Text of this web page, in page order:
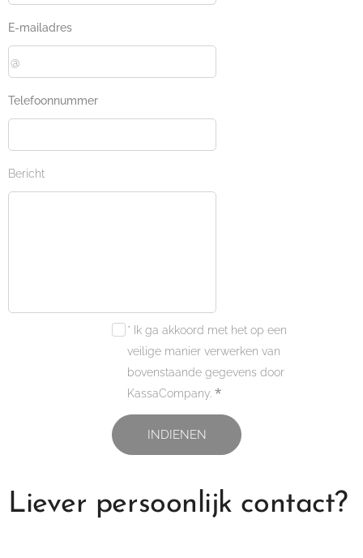
E-mailadres
Telefoonnummer
Bericht
* Ik ga akkoord met het op een
veilige manier verwerken van
bovenstaande gegevens door
KassaCompany.
INDIENEN
Liever persoonlijk contact?